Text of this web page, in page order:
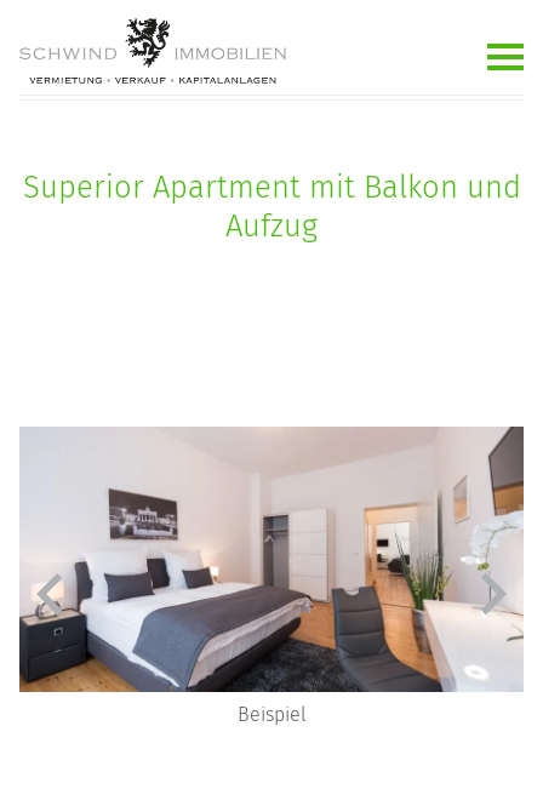
Superior Apartment mit Balkon und
Aufzug
Beispiel